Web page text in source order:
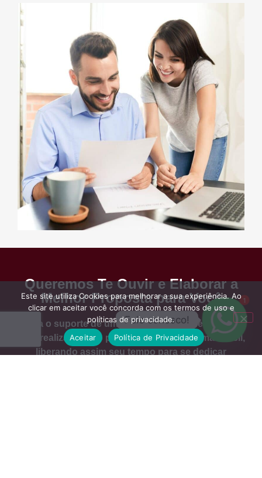
Queremos Te Ouvir e Elaborar a
Melhor Proposta para Você
Tenha o suporte de um profissional na área contábil
para realizar todo o processo de maneira mais fácil,
liberando assim seu tempo para se dedicar
Este site utiliza Cookies para melhorar a sua experiência. Ao
clicar em aceitar você concorda com os termos de uso e
políticas de privacidade.
Aceitar
Política de Privacidade
1
Fale conosco!